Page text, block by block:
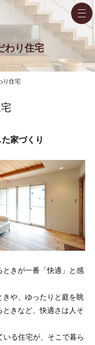
わり住宅
り住宅
家づくり
きが一番「快適」と感
や、ゆったりと庭を眺
きなど、快適さは人そ
る住宅が、そこで暮ら